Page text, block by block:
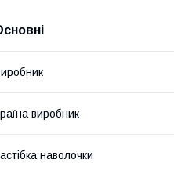
виробник
наволочки